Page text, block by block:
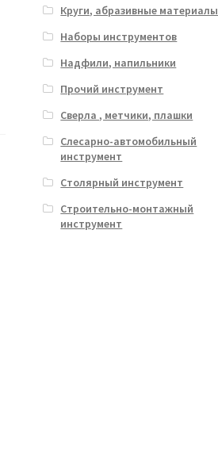
Круги, абразивные материалы
Наборы инструментов
Надфили, напильники
Прочий инструмент
Сверла , метчики, плашки
Слесарно-автомобильный
инструмент
Столярный инструмент
Строительно-монтажный
инструмент